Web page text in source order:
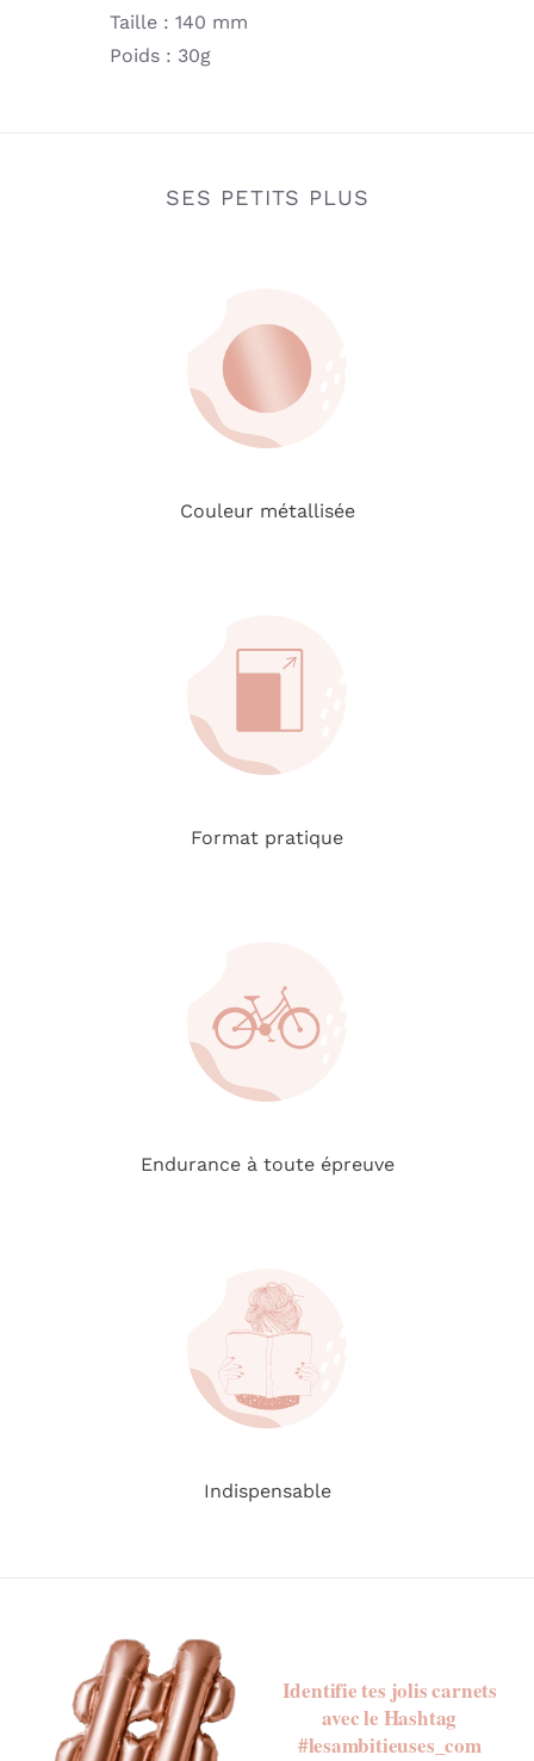
Taille : 140 mm
Poids : 30g
SES PETITS PLUS
Couleur métallisée
Format pratique
Endurance à toute épreuve
Indispensable
Identifie tes jolis carnets
avec le Hashtag
#lesambitieuses_com